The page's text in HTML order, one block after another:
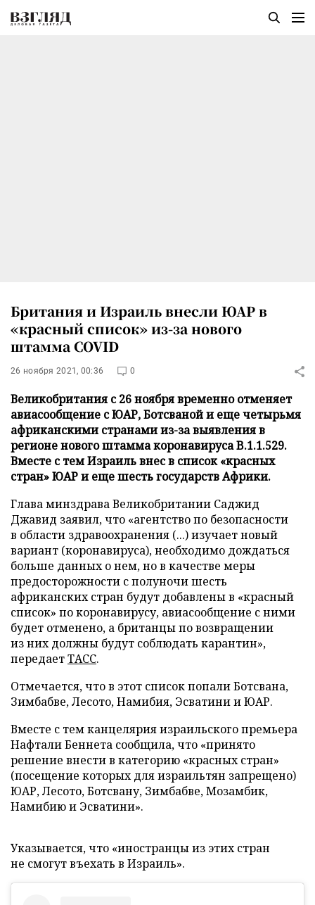
Британия и Израиль внесли ЮАР в
«красный список» из-за нового
штамма COVID
26 ноября 2021, 00:36 0
Великобритания с 26 ноября временно отменяет
авиасообщение с ЮАР, Ботсваной и еще четырьмя
африканскими странами из-за выявления в
регионе нового штамма коронавируса B.1.1.529.
Вместе с тем Израиль внес в список «красных
стран» ЮАР и еще шесть государств Африки.
Глава минздрава Великобритании Саджид
Джавид заявил, что «агентство по безопасности
в области здравоохранения (...) изучает новый
вариант (коронавируса), необходимо дождаться
больше данных о нем, но в качестве меры
предосторожности с полуночи шесть
африканских стран будут добавлены в «красный
список» по коронавирусу, авиасообщение с ними
будет отменено, а британцы по возвращении
из них должны будут соблюдать карантин»,
передаетТАСС.
Отмечается, что в этот список попали Ботсвана,
Зимбабве, Лесото, Намибия, Эсватини и ЮАР.
Вместе с тем канцелярия израильского премьера
Нафтали Беннета сообщила, что «принято
решение внести в категорию «красных стран»
(посещение которых для израильтян запрещено)
ЮАР, Лесото, Ботсвану, Зимбабве, Мозамбик,
Намибию и Эсватини».
Указывается, что «иностранцы из этих стран
не смогут въехать в Израиль».